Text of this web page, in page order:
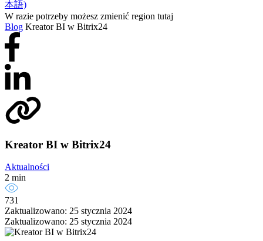
本語)
W razie potrzeby możesz zmienić region tutaj
Blog Kreator BI w Bitrix24
Kreator BI w Bitrix24
Aktualności
2 min
731
Zaktualizowano: 25 stycznia 2024
Zaktualizowano: 25 stycznia 2024